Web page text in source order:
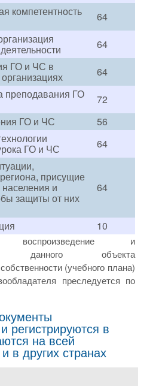
компетентность
64
64
ГО и ЧС в
64
преподавания ГО
72
ГО и ЧС
56
ГО и ЧС
64
присущие
и
защиты от них
64
10
воспроизведение и
данного объекта
(учебного плана)
преследуется по
регистрируются в
на всей
в других странах